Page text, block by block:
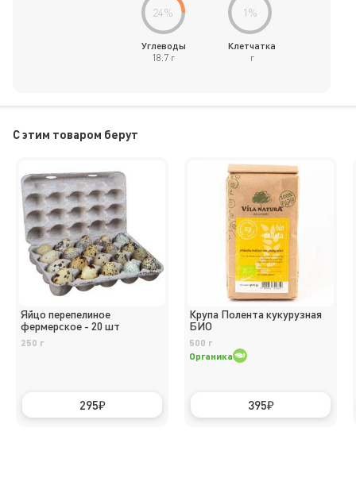
24%
Углеводы
18.7 г
1%
Клетчатка
г
C этим товаром берут
Яйцо перепелиное
фермерское - 20 шт
250 г
295
Крупа Полента кукурузная
БИО
500 г
Органика
395